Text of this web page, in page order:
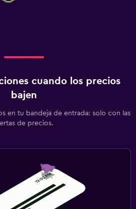
cuando los precios
bajen
en tu bandeja de entrada: solo con las
de precios.